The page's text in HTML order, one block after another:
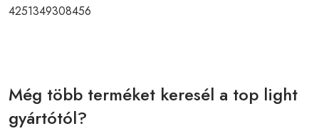
4251349308456
Még több terméket keresél a top light
gyártótól?